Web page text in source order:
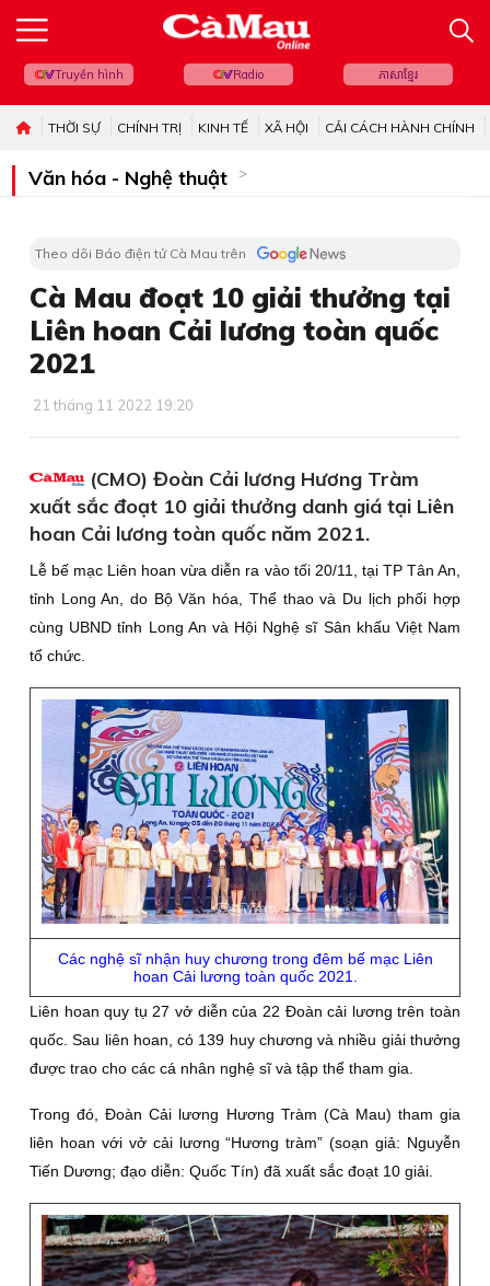
Truyền hình Radio ភាសាខ្មែរ
THỜI SỰ CHÍNH TRỊ KINH TẾ XÃ HỘI CẢI CÁCH HÀNH CHÍNH
Văn hóa - Nghệ thuật
Theo dõi Báo điện tử Cà Mau trên
Cà Mau đoạt 10 giải thưởng tại
Liên hoan Cải lương toàn quốc
2021
21 tháng 11 2022 19:20
(CMO) Đoàn Cải lương Hương Tràm
xuất sắc đoạt 10 giải thưởng danh giá tại Liên
hoan Cải lương toàn quốc năm 2021.
Lễ bế mạc Liên hoan vừa diễn ra vào tối 20/11, tại TP Tân An,
tỉnh Long An, do Bộ Văn hóa, Thể thao và Du lịch phối hợp
cùng UBND tỉnh Long An và Hội Nghệ sĩ Sân khấu Việt Nam
tổ chức.
Các nghệ sĩ nhận huy chương trong đêm bế mạc Liên
hoan Cải lương toàn quốc 2021.
Liên hoan quy tụ 27 vở diễn của 22 Đoàn cải lương trên toàn
quốc. Sau liên hoan, có 139 huy chương và nhiều giải thưởng
được trao cho các cá nhân nghệ sĩ và tập thể tham gia.
Trong đó, Đoàn Cải lương Hương Tràm (Cà Mau) tham gia
liên hoan với vở cải lương “Hương tràm” (soạn giả: Nguyễn
Tiến Dương; đạo diễn: Quốc Tín) đã xuất sắc đoạt 10 giải.